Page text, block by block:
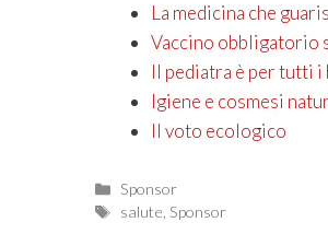
La medicina che
Vaccino obbligatorio
Il pediatra è per tutti i
Igiene e cosmesi
Il voto ecologico
Categories
Sponsor
Tags
salute Sponsor